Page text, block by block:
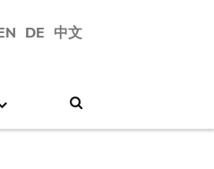
DE 中文